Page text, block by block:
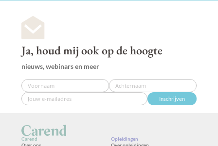
Ja, houd mij ook op de hoogte
nieuws, webinars en meer
Inschrijven
Carend
Opleidingen